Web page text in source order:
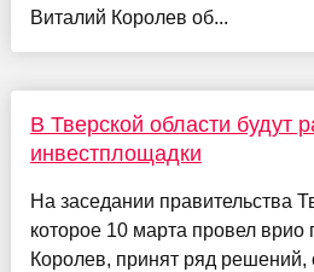
Виталий Королев об...
В Тверской области будут
инвестплощадки
На заседании правительства
которое 10 марта провел врио
Королев, принят ряд решений,